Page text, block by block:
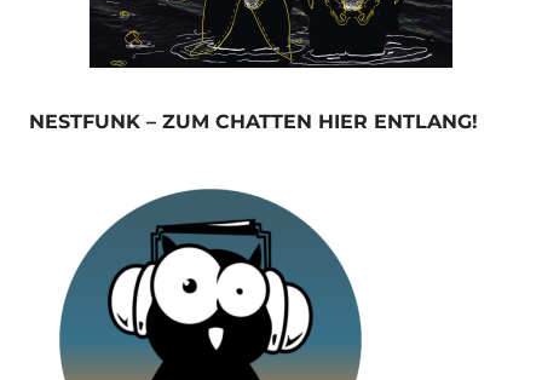
NESTFUNK – ZUM CHATTEN HIER ENTLANG!